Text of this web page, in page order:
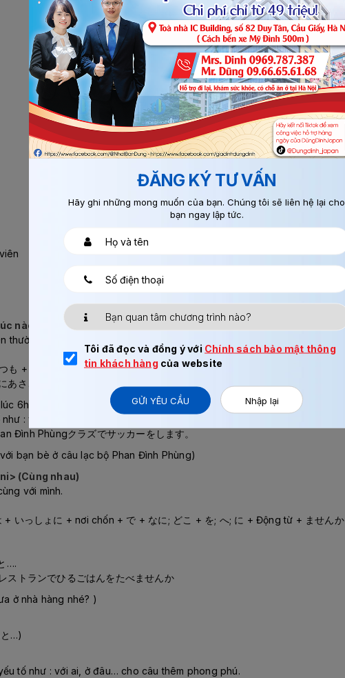
nào cũng….. )
thường xuyên.
も + なに, どこ + を, へ + động từ
さごはんをたべます。
6h sáng )
: với ai, ở đâu… cho câu thêm phong phú.
Đình Phùngクラズでサッカーをします。
bạn bè ở câu lạc bộ Phan Đình Phùng)
(Cùng nhau)
với mình.
いっしょに + nơi chốn + で + なに; どこ + を; へ; に + Động từ + ませんか
….
トランでひるごはんをたべませんか
ở nhà hàng nhé? )
…)
tố như : với ai, ở đâu… cho câu thêm phong phú.
ĐĂNG KÝ TƯ VẤN
Hãy ghi những mong muốn của bạn. Chúng tôi sẽ liên hệ lại cho
bạn ngay lập tức.
Tôi đã đọc và đồng ý với Chính sách bảo mật thông
tin khách hàng của website
GỬI YÊU CẦU Nhập lại